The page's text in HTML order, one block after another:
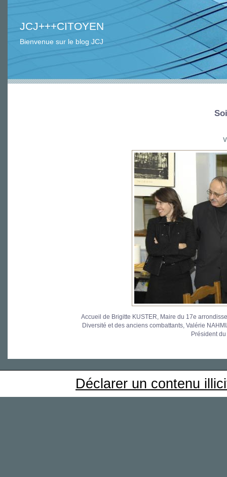
JCJ+++CITOYEN
Bienvenue sur le blog JCJ
Accueil de Brigitte KUSTER, Maire du 17e
Diversité et des anciens combattants, Valérie
Président
Déclarer un contenu